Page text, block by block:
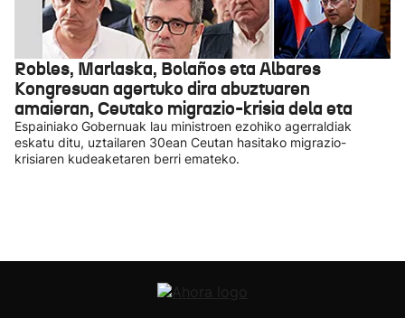
Robles, Marlaska, Bolaños eta Albares
Kongresuan agertuko dira abuztuaren
amaieran, Ceutako migrazio-krisia dela eta
Espainiako Gobernuak lau ministroen ezohiko agerraldiak
eskatu ditu, uztailaren 30ean Ceutan hasitako migrazio-
krisiaren kudeaketaren berri emateko.